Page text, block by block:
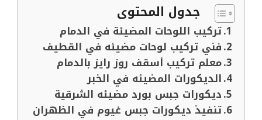
جدول المحتوى
تركيب اللوحات المضيئة في الدمام
فني تركيب لوحات مضيئه في القطيف
معلم تركيب أسقف روز رايز بالدمام
الديكورات المضيئه في الخبر
ديكورات جبس بورد مضيئه الشرقية
تنفيذ ديكورات جبس غيوم في الظهران